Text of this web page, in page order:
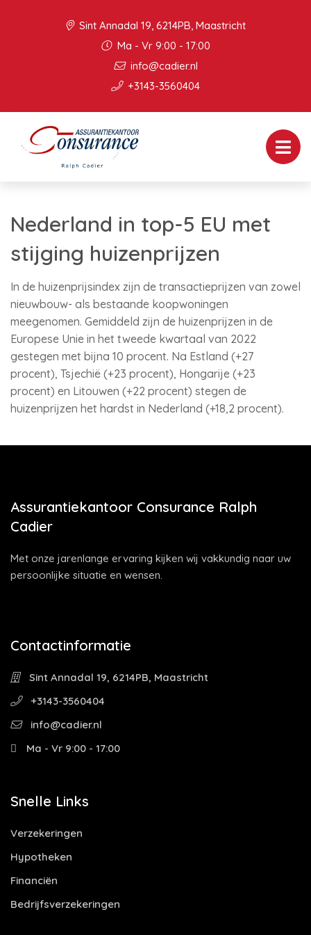
Sint Annadal 19, 6214PB, Maastricht
Ma - Vr 9:00 - 17:00
info@cadier.nl
+3143-3560404
Nederland in top-5 EU met
stijging huizenprijzen
In de huizenprijsindex zijn de transactieprijzen van zowel
nieuwbouw- als bestaande koopwoningen
meegenomen. Gemiddeld zijn de huizenprijzen in de
Europese Unie in het tweede kwartaal van 2022
gestegen met bijna 10 procent. Na Estland (+27
procent), Tsjechië (+23 procent), Hongarije (+23
procent) en Litouwen (+22 procent) stegen de
huizenprijzen het hardst in Nederland (+18,2 procent).
Assurantiekantoor Consurance Ralph
Cadier
Met onze jarenlange ervaring kijken wij vakkundig naar uw
persoonlijke situatie en wensen.
Contactinformatie
Sint Annadal 19, 6214PB, Maastricht
+3143-3560404
info@cadier.nl
Ma - Vr 9:00 - 17:00
Snelle Links
Verzekeringen
Hypotheken
Financiën
Bedrijfsverzekeringen